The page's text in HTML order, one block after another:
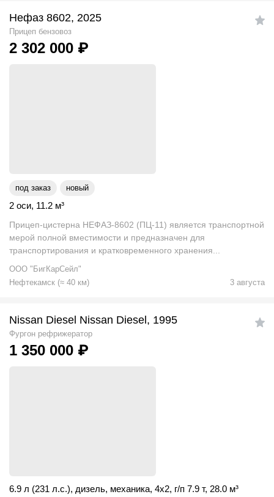
Нефаз 8602, 2025
Прицеп бензовоз
2 302 000 ₽
под заказ новый
2 оси, 11.2 м³
Прицеп-цистерна НЕФАЗ-8602 (ПЦ-11) является транспортной
мерой полной вместимости и предназначен для
транспортирования и кратковременного хранения...
ООО "БигКарСейл"
Нефтекамск (≈ 40 км) 3 августа
Nissan Diesel Nissan Diesel, 1995
Фургон рефрижератор
1 350 000 ₽
6.9 л (231 л.с.), дизель, механика, 4x2, г/п 7.9 т, 28.0 м³